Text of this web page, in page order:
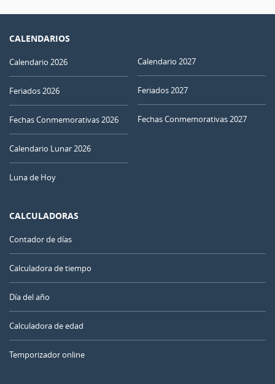
CALENDARIOS
Calendario 2026
Feriados 2026
Fechas Conmemorativas 2026
Calendario Lunar 2026
Luna de Hoy
Calendario 2027
Feriados 2027
Fechas Conmemorativas 2027
CALCULADORAS
Contador de días
Calculadora de tiempo
Día del año
Calculadora de edad
Temporizador online